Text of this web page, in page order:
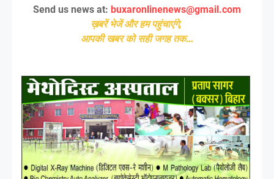
Send us news at: buxaronlinenews@gmail.com
ख़बरें भेजें और हम पहुंचाएंगे,
आपकी खबर को सही जगह तक...